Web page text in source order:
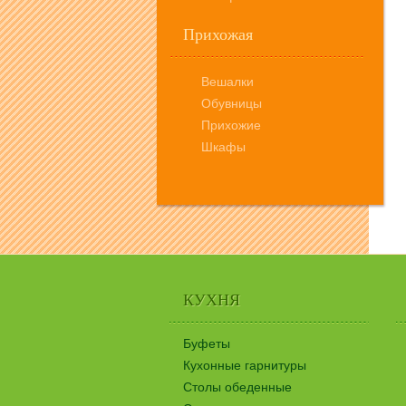
Прихожая
Вешалки
Обувницы
Прихожие
Шкафы
КУХНЯ
КУХНЯ
Буфеты
Кухонные гарнитуры
Столы обеденные